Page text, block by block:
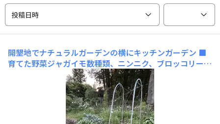
投稿日時
開墾地でナチュラルガーデンの横にキッチンガーデン ■
育てた野菜ジャガイモ数種類、ニンニク、ブロッコリー、
さやインゲン、ミニトマト５色バジル、コリアンダー、そ
してキュウリが仲間入り ■エピソードや工夫ポイントこ
こは長年見捨てられていた土地でめちゃくちゃでした腐っ
た木や生い茂る蔓性の雑草をどけると、水はけが悪く窒息
しそうな土壌…今年は７回めの